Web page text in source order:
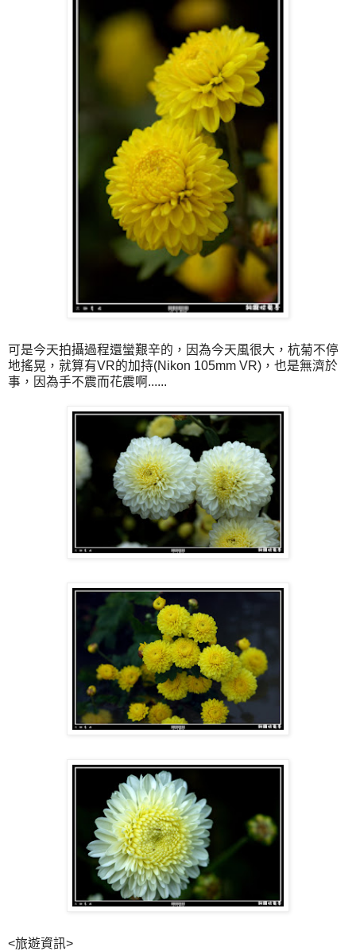
可是今天拍攝過程還蠻艱辛的，因為今天風很大，杭菊不停
地搖晃，就算有VR的加持(Nikon 105mm VR)，也是無濟於
事，因為手不震而花震啊......
<旅遊資訊>